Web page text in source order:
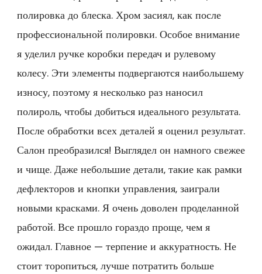
полировка до блеска. Хром засиял, как после
профессиональной полировки. Особое внимание
я уделил ручке коробки передач и рулевому
колесу. Эти элементы подвергаются наибольшему
износу, поэтому я несколько раз наносил
полироль, чтобы добиться идеального результата.
После обработки всех деталей я оценил результат.
Салон преобразился! Выглядел он намного свежее
и чище. Даже небольшие детали, такие как рамки
дефлекторов и кнопки управления, заиграли
новыми красками. Я очень доволен проделанной
работой. Все прошло гораздо проще, чем я
ожидал. Главное — терпение и аккуратность. Не
стоит торопиться, лучше потратить больше